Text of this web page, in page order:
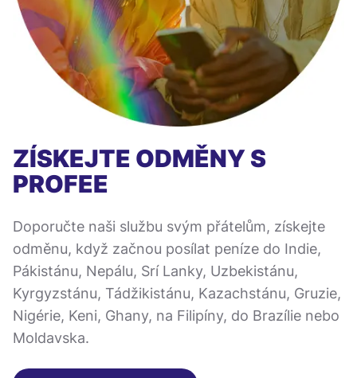
ZÍSKEJTE ODMĚNY S
PROFEE
Doporučte naši službu svým přátelům, získejte
odměnu, když začnou posílat peníze do Indie,
Pákistánu, Nepálu, Srí Lanky, Uzbekistánu,
Kyrgyzstánu, Tádžikistánu, Kazachstánu, Gruzie,
Nigérie, Keni, Ghany, na Filipíny, do Brazílie nebo
Moldavska.